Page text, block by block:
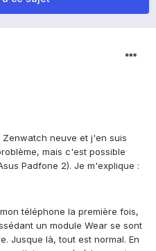
neuve et j'en suis
mais c'est possible
Padfone 2). Je m'explique :
téléphone la première fois,
un module Wear se sont
Jusque là, tout est normal. En